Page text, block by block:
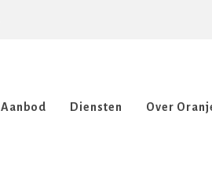
Aanbod Diensten Over